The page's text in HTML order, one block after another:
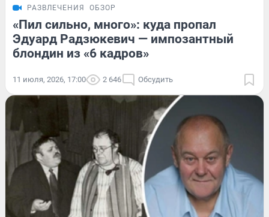
РАЗВЛЕЧЕНИЯ ОБЗОР
«Пил сильно, много»: куда пропал
Эдуард Радзюкевич — импозантный
блондин из «6 кадров»
11 июля, 2026, 17:00 2 646 Обсудить